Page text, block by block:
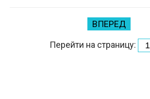
ВПЕРЕД
Перейти на страницу: